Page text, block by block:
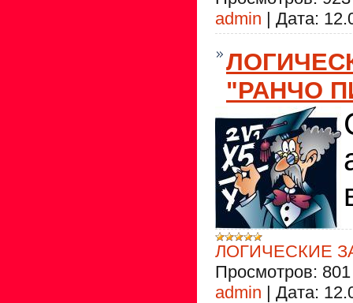
admin | Дата:
"РАНЧО
ЛОГИЧЕСКИЕ
Просмотров: 801
admin | Дата: